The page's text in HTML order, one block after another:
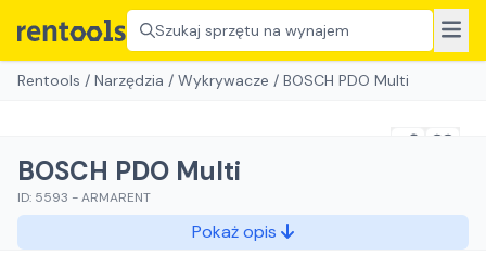
Szukaj sprzętu na wynajem
Rentools / Narzędzia / Wykrywacze / BOSCH PDO Multi
BOSCH PDO Multi
ID: 5593 -ARMARENT
Pokaż opis